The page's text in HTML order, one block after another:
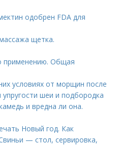
одобрен FDA для
щетка.
применению. Общая
условиях от морщин после
шеи и подбородка
и вредна ли она.
Новый год. Как
— стол, сервировка,